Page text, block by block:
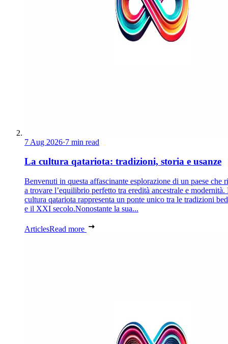
7 Aug 2026·7 min read
La cultura qatariota: tradizioni, storia e usanze
Benvenuti in questa affascinante esplorazione di un paese che
a trovare l’equilibrio perfetto tra eredità ancestrale e modernità.
cultura qatariota rappresenta un ponte unico tra le tradizioni
e il XXI secolo.Nonostante la sua...
ArticlesRead more